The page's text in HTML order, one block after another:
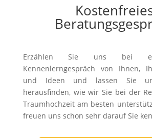
Erzählen Sie uns bei
Kennenlerngespräch von Ihnen,
und Ideen und lassen Sie
herausfinden, wie wir Sie bei der
Traumhochzeit am besten
freuen uns schon sehr darauf Sie